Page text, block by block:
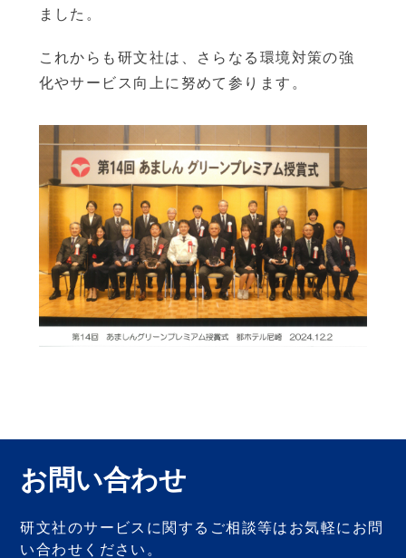
ました。
これからも研文社は、さらなる環境対策の強
化やサービス向上に努めて参ります。
お問い合わせ
研文社のサービスに関するご相談等は お気軽にお問
い合わせください。